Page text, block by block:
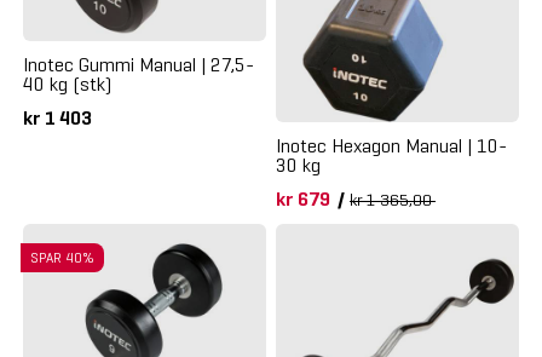
Inotec Gummi Manual | 27,5-
40 kg (stk)
kr 1 403
Inotec Hexagon Manual | 10-
30 kg
kr 679 / kr 1 365,00
SPAR 40%